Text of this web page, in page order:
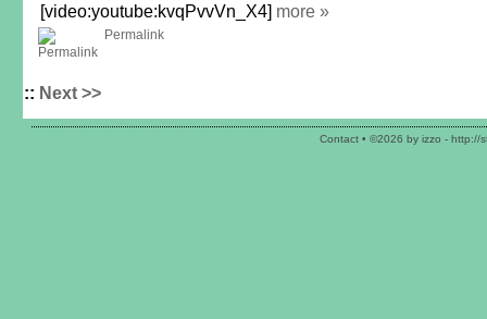
[video:youtube:kvqPvvVn_X4] more »
Permalink
:: Next >>
Contact• ©2026 by izzo - http://